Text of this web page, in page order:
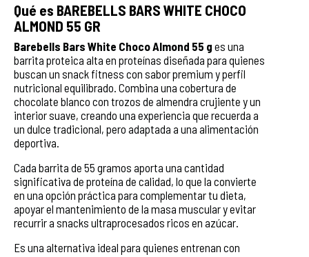
Qué es BAREBELLS BARS WHITE CHOCO
ALMOND 55 GR
Barebells Bars White Choco Almond 55 g es una
barrita proteica alta en proteínas diseñada para quienes
buscan un snack fitness con sabor premium y perfil
nutricional equilibrado. Combina una cobertura de
chocolate blanco con trozos de almendra crujiente y un
interior suave, creando una experiencia que recuerda a
un dulce tradicional, pero adaptada a una alimentación
deportiva.
Cada barrita de 55 gramos aporta una cantidad
significativa de proteína de calidad, lo que la convierte
en una opción práctica para complementar tu dieta,
apoyar el mantenimiento de la masa muscular y evitar
recurrir a snacks ultraprocesados ricos en azúcar.
Es una alternativa ideal para quienes entrenan con